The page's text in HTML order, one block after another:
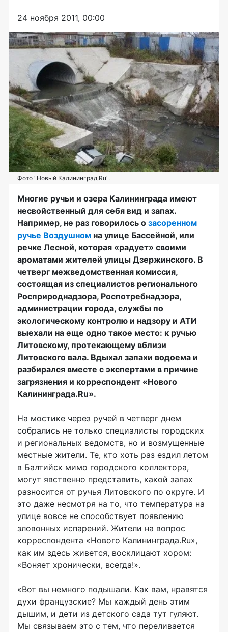
24 ноября 2011, 00:00
Фото "Новый Калининград.Ru".
Многие ручьи и озера Калининграда имеют
несвойственный для себя вид и запах.
Например, не раз говорилось о засоренном
ручье Воздушном на улице Бассейной, или
речке Лесной, которая «радует» своими
ароматами жителей улицы Дзержинского. В
четверг межведомственная комиссия,
состоящая из специалистов регионального
Росприроднадзора, Роспотребнадзора,
администрации города, службы по
экологическому контролю и надзору и АТИ
выехали на еще одно такое место: к ручью
Литовскому, протекающему вблизи
Литовского вала. Вдыхал запахи водоема и
разбирался вместе с экспертами в причине
загрязнения и корреспондент «Нового
Калининграда.Ru».
На мостике через ручей в четверг днем
собрались не только специалисты городских
и региональных ведомств, но и возмущенные
местные жители. Те, кто хоть раз ездил летом
в Балтийск мимо городского коллектора,
могут явственно представить, какой запах
разносится от ручья Литовского по округе. И
это даже несмотря на то, что температура на
улице вовсе не способствует появлению
зловонных испарений. Жители на вопрос
корреспондента «Нового Калининграда.Ru»,
как им здесь живется, восклицают хором:
«Воняет хронически, всегда!».
«Вот вы немного подышали. Как вам, нравятся
духи французские? Мы каждый день этим
дышим, и дети из детского сада тут гуляют.
Мы связываем это с тем, что переливается